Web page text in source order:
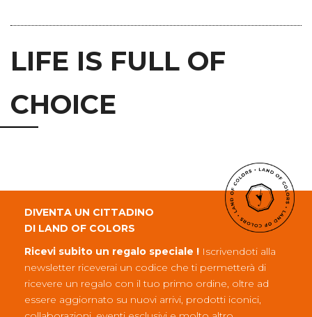
LIFE IS FULL OF
CHOICE
DIVENTA UN CITTADINO
DI LAND OF COLORS
Ricevi subito un regalo speciale ! Iscrivendoti alla
newsletter riceverai un codice che ti permetterà di
ricevere un regalo con il tuo primo ordine, oltre ad
essere aggiornato su nuovi arrivi, prodotti iconici,